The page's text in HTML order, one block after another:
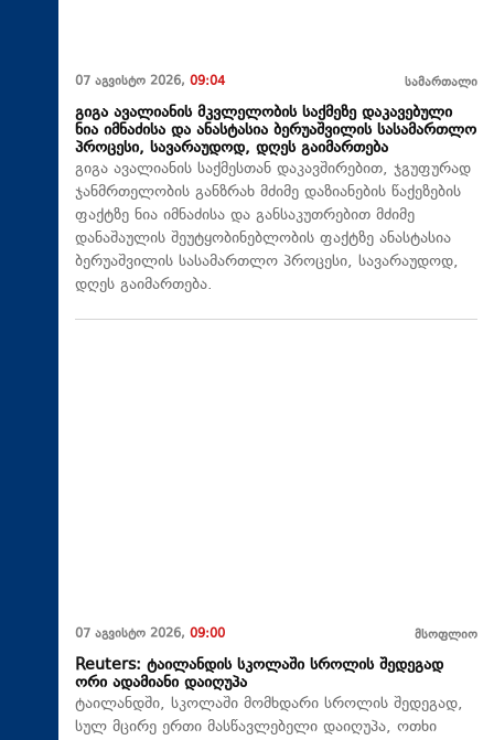
07 აგვისტო 2026, 09:04 სამართალი
გიგა ავალიანის მკვლელობის საქმეზე დაკავებული
ნია იმნაძისა და ანასტასია ბერუაშვილის სასამართლო
პროცესი, სავარაუდოდ, დღეს გაიმართება
გიგა ავალიანის საქმესთან დაკავშირებით, ჯგუფურად
ჯანმრთელობის განზრახ მძიმე დაზიანების წაქეზების
ფაქტზე ნია იმნაძისა და განსაკუთრებით მძიმე
დანაშაულის შეუტყობინებლობის ფაქტზე ანასტასია
ბერუაშვილის სასამართლო პროცესი, სავარაუდოდ,
დღეს გაიმართება.
07 აგვისტო 2026, 09:00 მსოფლიო
Reuters: ტაილანდის სკოლაში სროლის შედეგად
ორი ადამიანი დაიღუპა
ტაილანდში, სკოლაში მომხდარი სროლის შედეგად,
სულ მცირე ერთი მასწავლებელი დაიღუპა, ოთხი